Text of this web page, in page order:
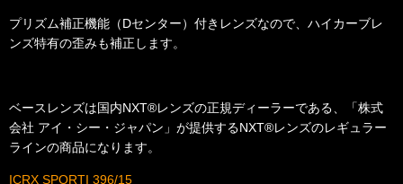
プリズム補正機能（Dセンター）付きレンズなので、ハイカーブレ
ンズ特有の歪みも補正 します。
ベースレンズは国内NXT®レンズの正規ディーラーである、「株式
会社 アイ・シー・ジャパン」が提供するNXT®レンズのレギュラー
ラインの商品になります。
ICRX SPORTI 396/15